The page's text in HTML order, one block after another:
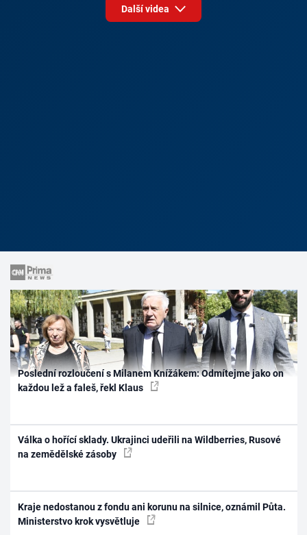
Další videa
Poslední rozloučení s Milanem Knížákem: Odmítejme jako on
každou lež a faleš, řekl Klaus
Válka o hořící sklady. Ukrajinci udeřili na Wildberries, Rusové
na zemědělské zásoby
Kraje nedostanou z fondu ani korunu na silnice, oznámil Půta.
Ministerstvo krok vysvětluje